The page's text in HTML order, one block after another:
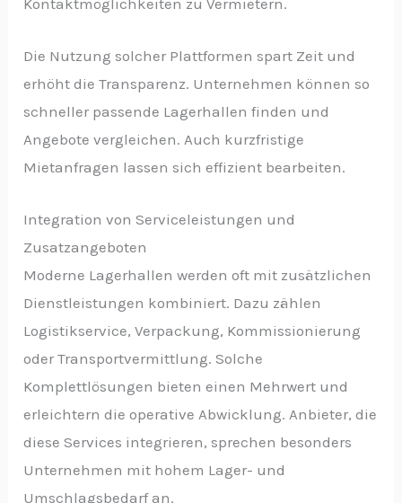
Die Nutzung solcher Plattformen spart Zeit und
erhöht die Transparenz. Unternehmen können so
schneller passende Lagerhallen finden und
Angebote vergleichen. Auch kurzfristige
Mietanfragen lassen sich effizient bearbeiten.
Integration von Serviceleistungen und
Zusatzangeboten
Moderne Lagerhallen werden oft mit zusätzlichen
Dienstleistungen kombiniert. Dazu zählen
Logistikservice, Verpackung, Kommissionierung
oder Transportvermittlung. Solche
Komplettlösungen bieten einen Mehrwert und
erleichtern die operative Abwicklung. Anbieter, die
diese Services integrieren, sprechen besonders
Unternehmen mit hohem Lager- und
Umschlagsbedarf an.